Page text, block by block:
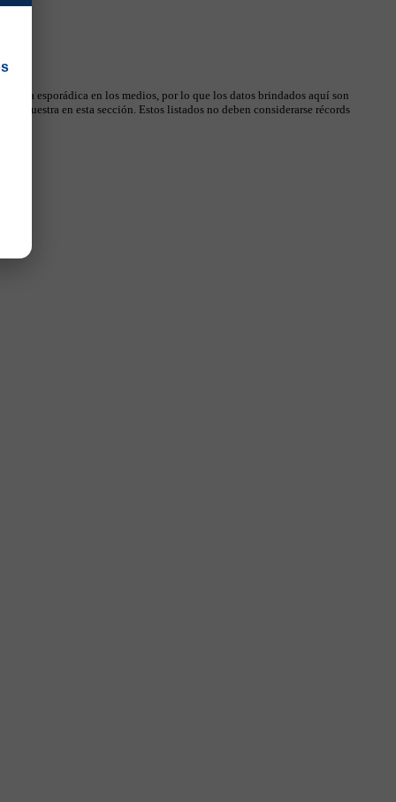
esporádica en los medios, por lo que los datos brindados aquí son
muestra en esta sección. Estos listados no deben considerarse récords